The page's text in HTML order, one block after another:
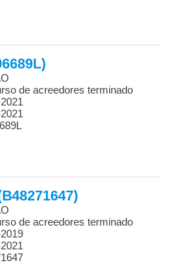
de acreedores terminado
de acreedores terminado